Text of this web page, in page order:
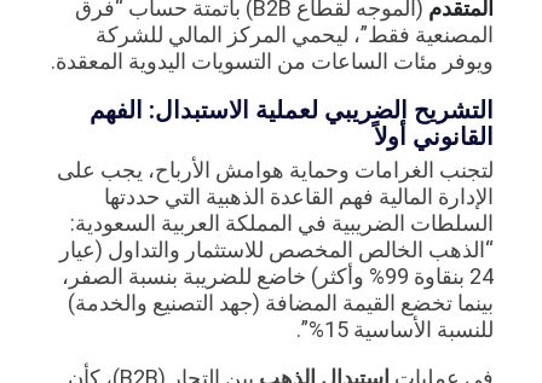
المتقدم
(الموجه لقطاع B2B) بأتمتة حساب “فرق
المصنعية فقط”، ليحمي المركز المالي للشركة
ويوفر مئات الساعات من التسويات اليدوية المعقدة.
التشريح الضريبي لعملية الاستبدال: الفهم
القانوني أولاً
لتجنب الغرامات وحماية هوامش الأرباح، يجب على
الإدارة المالية فهم القاعدة الذهبية التي حددتها
السلطات الضريبية في المملكة العربية السعودية:
“الذهب الخالص المخصص للاستثمار والتداول (عيار
24 بنقاوة 99% وأكثر) خاضع للضريبة بنسبة الصفر،
بينما تخضع القيمة المضافة (جهد التصنيع والخدمة)
للنسبة الأساسية 15%”.
في عمليات استبدال الذهب
بين التجار (B2B)، كأن